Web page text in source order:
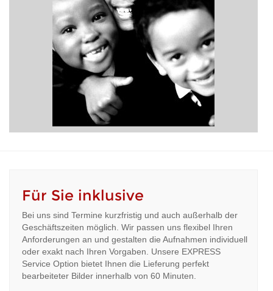
Für Sie inklusive
Bei uns sind Termine kurzfristig und auch außerhalb der
Geschäftszeiten möglich. Wir passen uns flexibel Ihren
Anforderungen an und gestalten die Aufnahmen individuell
oder exakt nach Ihren Vorgaben. Unsere EXPRESS
Service Option bietet Ihnen die Lieferung perfekt
bearbeiteter Bilder innerhalb von 60 Minuten.